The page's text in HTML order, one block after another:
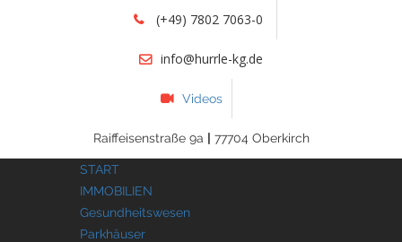
(+49) 7802 7063-0
info@hurrle-kg.de
Videos
Raiffeisenstraße 9a | 77704 Oberkirch
START
IMMOBILIEN
Gesundheitswesen
Parkhäuser